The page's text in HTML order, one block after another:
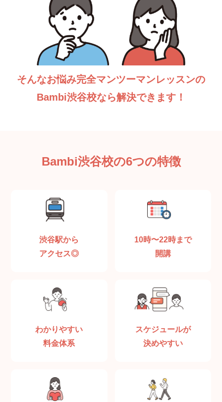
そんなお悩み完全マンツーマンレッスンの
Bambi渋谷校なら解決できます！
Bambi渋谷校の6つの特徴
渋谷駅から
アクセス◎
10時〜22時まで
開講
わかりやすい
料金体系
スケジュールが
決めやすい